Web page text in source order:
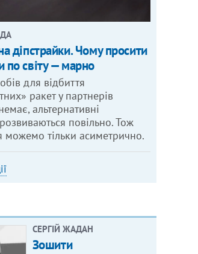
діпстрайки. Чому просити
по світу — марно
для відбиття
ракет у партнерів
альтернативні
повільно. Тож
можемо тільки асиметрично.
СЕРГІЙ ЖАДАН
Зошити